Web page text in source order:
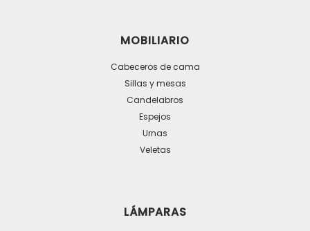
MOBILIARIO
Cabeceros de cama
Sillas y mesas
Candelabros
Espejos
Urnas
Veletas
LÁMPARAS